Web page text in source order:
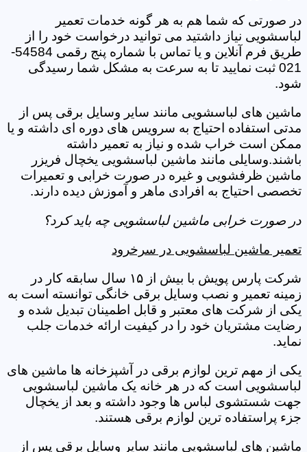
در صورتی که شما هم به هر گونه خدمات تعمیر
لباسشویی نیاز داشتید می توانید درخواست خود را از
طریق فرم آنلاین و یا تماس با شماره پنج رقمی 54584-
021 ثبت نمایید تا به سرعت به مشکل شما رسیدگی
شود.
ماشین های لباسشویی مانند سایر وسایل برقی پس از
مدتی استفاده احتیاج به سرویس های دوره ای داشته و یا
ممکن است خراب شده و نیاز به تعمیر داشته
باشند.وسایلی مانند ماشین لباسشویی یخچال فریزر
ماشین ظرفشویی و غیره در صورت خرابی و تعمیرات
تخصصی احتیاج به افرادی ماهر و آموزش دیده دارند.
در صورت خرابی ماشین لباسشویی چه باید کرد؟
تعمیر ماشین لباسشویی در سرخرود
شرکت پارس پویش با بیش از ۱۵ سال سابقه کار در
زمینه تعمیر و نصب وسایل برقی خانگی توانسته است به
یکی از شرکت های معتبر و قابل اطمینان تبدیل شده و
رضایت مشتریان خود را در کیفیت ارائه خدمات جلب
نماید.
یکی از مهم ترین لوازم برقی در آشپزخانه ها ماشین های
لباسشویی است که در هر خانه یک ماشین لباسشویی
جهت شستشوی لباس ها وجود داشته و بعد از یخچال
جزء پراستفاده ترین لوازم برقی هستند.
ماشین های لباسشویی مانند سایر وسایل برقی پس از